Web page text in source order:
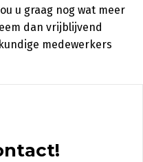
u graag nog wat meer
dan vrijblijvend
medewerkers